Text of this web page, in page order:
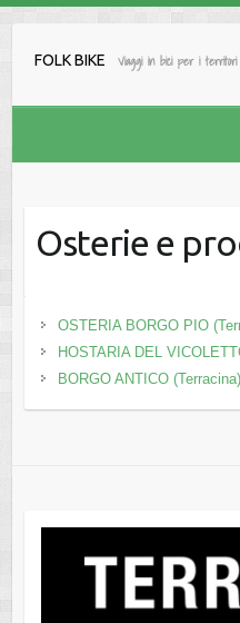
FOLK BIKE Viaggi in bici per i territori
Osterie e
OSTERIA BORGO PIO
HOSTARIA DEL
BORGO ANTICO (Terracina)